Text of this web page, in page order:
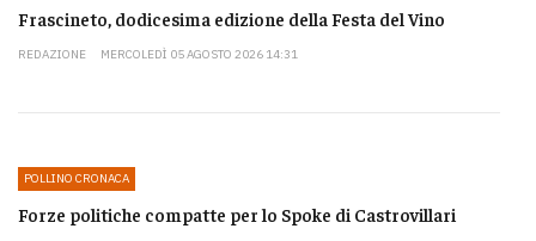
Frascineto, dodicesima edizione della Festa del Vino
REDAZIONE MERCOLEDÌ 05 AGOSTO 2026 14:31
POLLINO CRONACA
Forze politiche compatte per lo Spoke di Castrovillari